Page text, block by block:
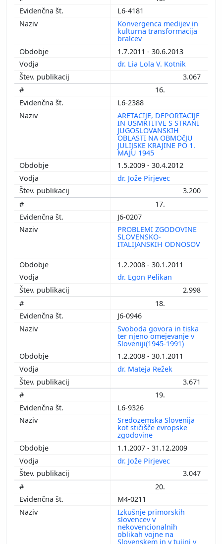
L6-4181
Konvergenca medijev in
kulturna transformacija
bralcev
1.7.2011 - 30.6.2013
dr. Lia Lola V. Kotnik
3.067
16.
L6-2388
ARETACIJE, DEPORTACIJE
IN USMRTITVE S STRANI
JUGOSLOVANSKIH
OBLASTI NA OBMOčJU
JULIJSKE KRAJINE PO 1.
MAJU 1945
1.5.2009 - 30.4.2012
dr. Jože Pirjevec
3.200
17.
J6-0207
PROBLEMI ZGODOVINE
SLOVENSKO-
ITALIJANSKIH ODNOSOV
1.2.2008 - 30.1.2011
dr. Egon Pelikan
2.998
18.
J6-0946
Svoboda govora in tiska
ter njeno omejevanje v
Sloveniji(1945-1991)
1.2.2008 - 30.1.2011
dr. Mateja Režek
3.671
19.
L6-9326
Sredozemska Slovenija
kot stičišče evropske
zgodovine
1.1.2007 - 31.12.2009
dr. Jože Pirjevec
3.047
20.
M4-0211
Izkušnje primorskih
slovencev v
nekovencionalnih
oblikah vojne na
Slovenskem in v tujini v